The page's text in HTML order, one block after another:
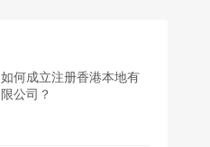
如何成立注册香港本地有
限公司？